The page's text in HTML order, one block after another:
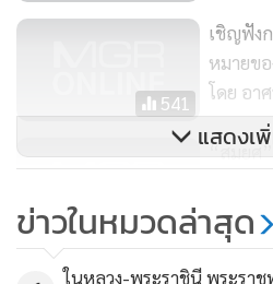
541
เชิญฟังก
หมายข
โดย อา
1,732
“สมยศ
หลาน
ไม่มีอะ
แสดงเ
ข่าวในหมวดล่าสุด
ในหลวง-พระราชินี พระรา